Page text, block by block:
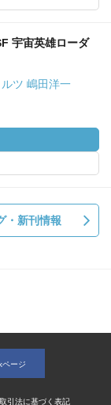
宇宙英雄ローダ
ツ 嶋田洋一
・新刊情報
ージ
引法に基づく表記